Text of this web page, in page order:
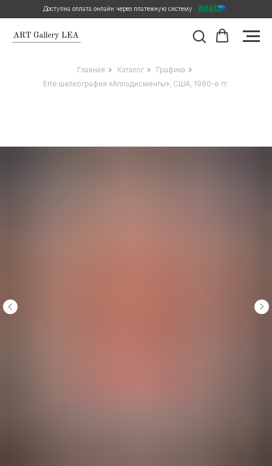
Доступна оплата онлайн через платежную систему
Главная » Каталог » Графика »
Erte шелкография «Аплодисменты», США, 1980-e гг.